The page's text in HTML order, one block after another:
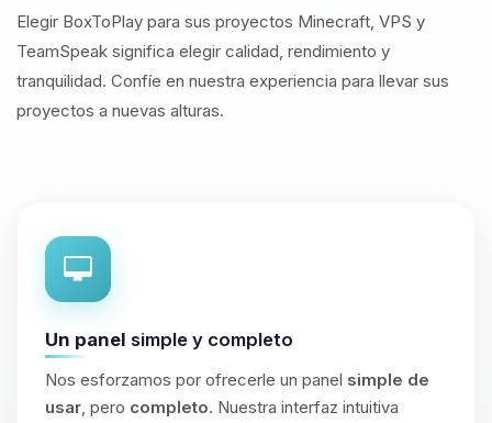
Elegir BoxToPlay para sus proyectos Minecraft, VPS y
TeamSpeak significa elegir calidad, rendimiento y
tranquilidad. Confíe en nuestra experiencia para llevar sus
proyectos a nuevas alturas.
Un panel simple y completo
Nos esforzamos por ofrecerle un panel simple de
usar, pero completo. Nuestra interfaz intuitiva